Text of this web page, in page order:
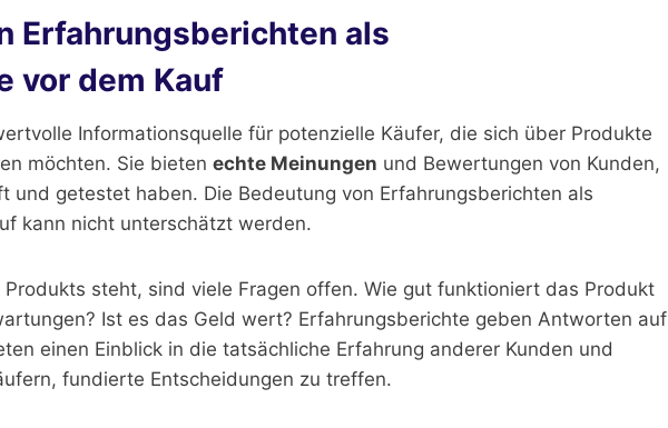
Erfahrungsberichten als
vor dem Kauf
Informationsquelle für potenzielle Käufer, die sich über Produkte
möchten. Sie bieten echte Meinungen und Bewertungen von Kunden,
und getestet haben. Die Bedeutung von Erfahrungsberichten als
kann nicht unterschätzt werden.
steht, sind viele Fragen offen. Wie gut funktioniert das Produkt
Ist es das Geld wert? Erfahrungsberichte geben Antworten auf
einen Einblick in die tatsächliche Erfahrung anderer Kunden und
fundierte Entscheidungen zu treffen.